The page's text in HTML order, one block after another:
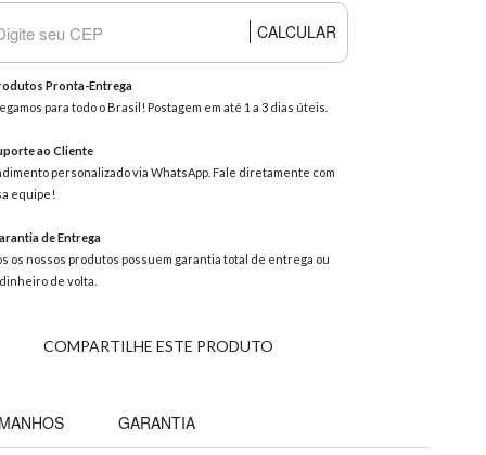
CALCULAR
Pronta-Entrega
para todo o Brasil! Postagem em até 1 a 3 dias úteis.
ao Cliente
personalizado via WhatsApp. Fale diretamente com
equipe!
de Entrega
os nossos produtos possuem garantia total de entrega ou
de volta.
COMPARTILHE ESTE PRODUTO
GARANTIA